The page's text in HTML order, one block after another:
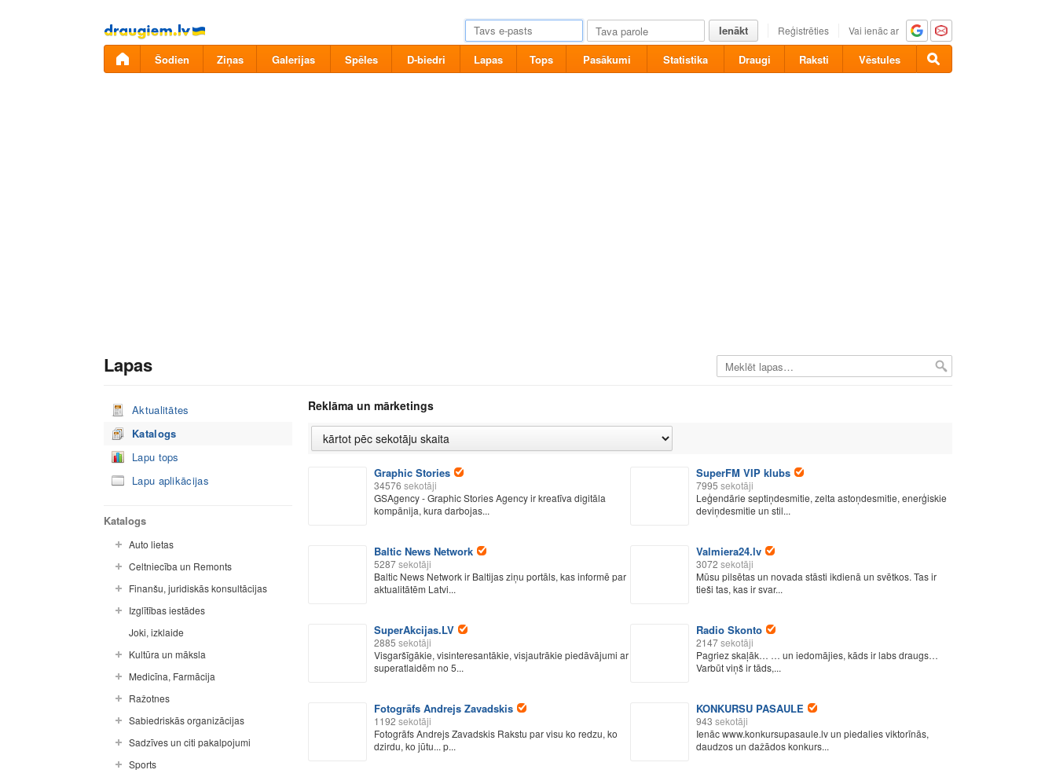
Pāriet
uz
saturu
Ienākt Reģistrēties Vai ienāc ar
Šodien Ziņas Galerijas Spēles D-biedri Lapas Tops Pasākumi Statistika Draugi Raksti Vēstules
Lapas
Aktualitātes
Katalogs
Lapu tops
Lapu aplikācijas
Katalogs
Auto lietas
Celtniecība un Remonts
Finanšu, juridiskās konsultācijas
Izglītības iestādes
Joki, izklaide
Kultūra un māksla
Medicīna, Farmācija
Ražotnes
Sabiedriskās organizācijas
Sadzīves un citi pakalpojumi
Sports
Reklāma un mārketings
Graphic Stories
34576 sekotāji
GSAgency - Graphic Stories Agency ir kreatīva digitāla
kompānija, kura darbojas...
SuperFM VIP klubs
7995 sekotāji
Leģendārie septiņdesmitie, zelta astoņdesmitie, enerģiskie
deviņdesmitie un stil...
Baltic News Network
5287sekotāji
Baltic News Network ir Baltijas ziņu portāls, kas informē par
aktualitātēm Latvi...
Valmiera24.lv
3072 sekotāji
Mūsu pilsētas un novada stāsti ikdienā un svētkos. Tas ir
tieši tas, kas ir svar...
SuperAkcijas.LV
2885 sekotāji
Visgaršīgākie, visinteresantākie, visjautrākie piedāvājumi ar
superatlaidēm no 5...
Radio Skonto
2147sekotāji
Pagriez skaļāk… … un iedomājies, kāds ir labs draugs…
Varbūt viņš ir tāds,...
Fotogrāfs Andrejs Zavadskis
1192 sekotāji
Fotogrāfs Andrejs Zavadskis Rakstu par visu ko redzu, ko
dzirdu, ko jūtu... p...
KONKURSU PASAULE
943 sekotāji
Ienāc www.konkursupasaule.lv un piedalies viktorīnās,
daudzos un dažādos konkurs...